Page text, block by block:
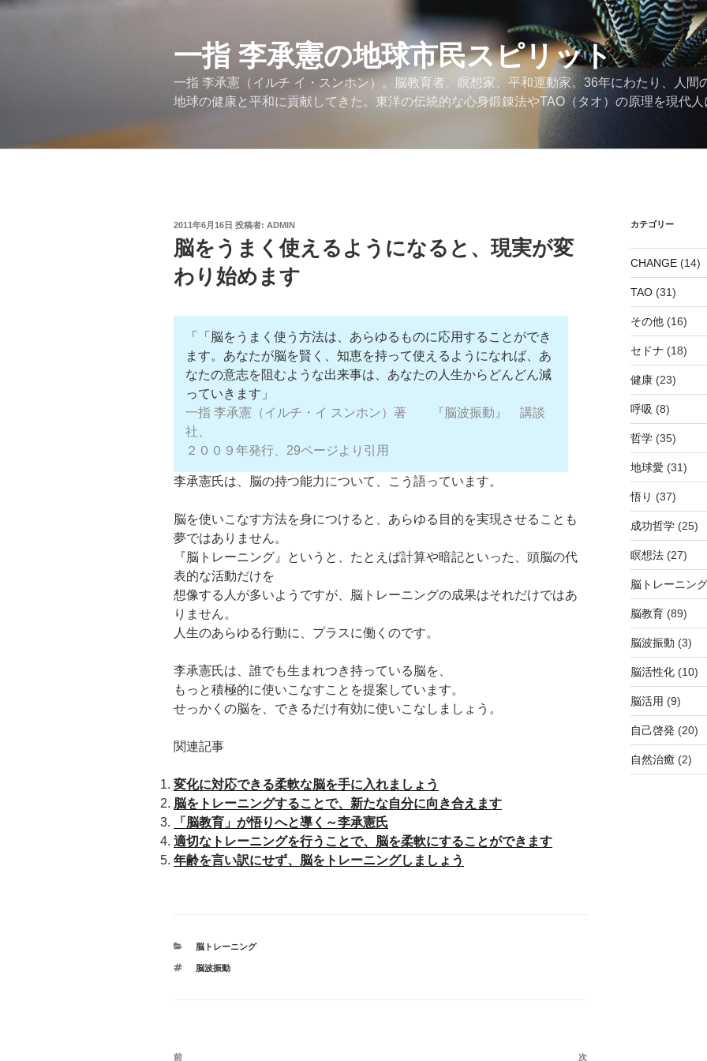
コ
一指 李承憲の地球市民スピリット
一指 李承憲（イルチ イ・スンホン）。脳教育者、瞑想家、平和運動家。36年にわたり、人間
地球の健康と平和に貢献してきた。東洋の伝統的な心身鍛錬法やTAO（タオ）の原理を現代人
投
稿
日:
2011年6月16日 投稿者: ADMIN
脳をうまく使えるようになると、現実が変
わり始めます
「「脳をうまく使う方法は、あらゆるものに応用することができ
ます。あなたが脳を賢く、知恵を持って使えるようになれば、あ
なたの意志を阻むような出来事は、あなたの人生からどんどん減
っていきます」
一指 李承憲（イルチ・イ スンホン）著 『脳波振動』 講談
社、
２００９年発行、29ページより引用
李承憲氏は、脳の持つ能力について、こう語っています。
脳を使いこなす方法を身につけると、あらゆる目的を実現させることも
夢ではありません。
『脳トレーニング』というと、たとえば計算や暗記といった、頭脳の代
表的な活動だけを
想像する人が多いようですが、脳トレーニングの成果はそれだけではあ
りません。
人生のあらゆる行動に、プラスに働くのです。
李承憲氏は、誰でも生まれつき持っている脳を、
もっと積極的に使いこなすことを提案しています。
せっかくの脳を、できるだけ有効に使いこなしましょう。
関連記事
変化に対応できる柔軟な脳を手に入れましょう
脳をトレーニングすることで、新たな自分に向き合えます
「脳教育」が悟りへと導く～李承憲氏
適切なトレーニングを行うことで、脳を柔軟にすることができます
年齢を言い訳にせず、脳をトレーニングしましょう
カ
ゴ
脳トレーニング
タ
脳波振動
投
前 次
カテゴリー
CHANGE(14)
TAO(31)
その他(16)
セドナ (18)
健康(23)
呼吸 (8)
哲学(35)
地球愛 (31)
悟り (37)
成功哲学(25)
瞑想法(27)
脳トレーニング
脳教育(89)
脳波振動 (3)
脳活性化(10)
脳活用 (9)
自己啓発 (20)
自然治癒 (2)